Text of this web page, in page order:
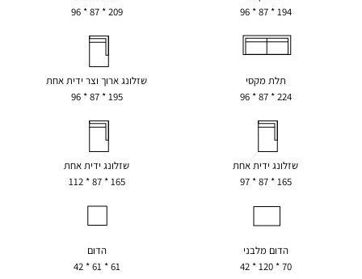
194 * 87 * 96
209 * 87 * 96
תלת מקסי
224 * 87 * 96
שזלונג ארוך וצר ידית אחת
195 * 87 * 96
שזלונג ידית אחת
165 * 87 * 97
שזלונג ידית אחת
165 * 87 * 112
הדום מלבני
70 * 120 * 42
הדום
61 * 61 * 42